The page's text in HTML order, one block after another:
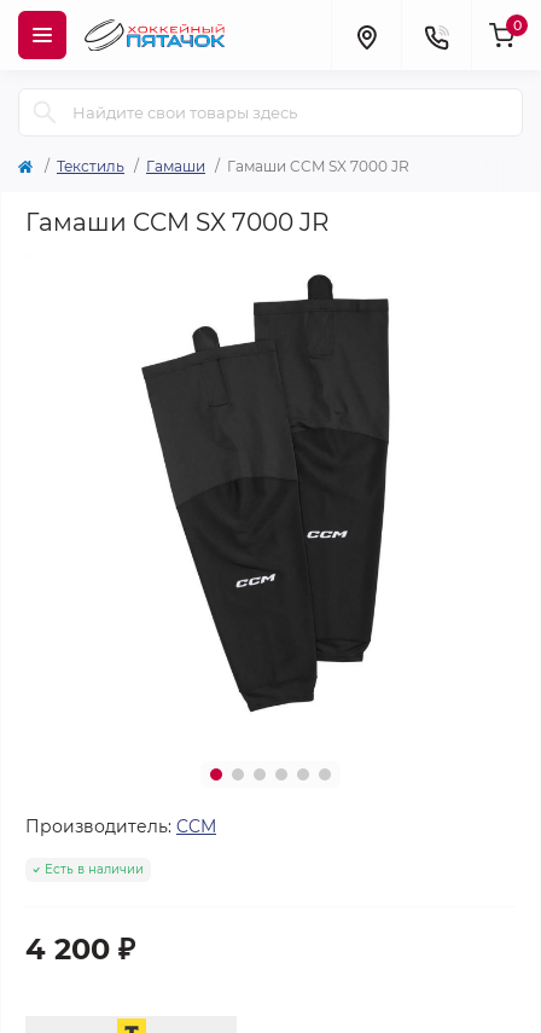
0
Текстиль Гамаши Гамаши CCM SX 7000 JR
Гамаши CCM SX 7000 JR
Производитель: CCM
Есть в наличии
4 200 ₽